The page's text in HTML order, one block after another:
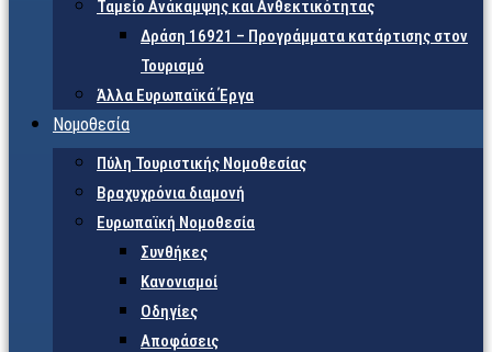
Ταμείο Ανάκαμψης και Ανθεκτικότητας
Δράση 16921 – Προγράμματα κατάρτισης στον
Τουρισμό
Άλλα Ευρωπαϊκά Έργα
Νομοθεσία
Πύλη Τουριστικής Νομοθεσίας
Βραχυχρόνια διαμονή
Ευρωπαϊκή Νομοθεσία
Συνθήκες
Κανονισμοί
Οδηγίες
Αποφάσεις